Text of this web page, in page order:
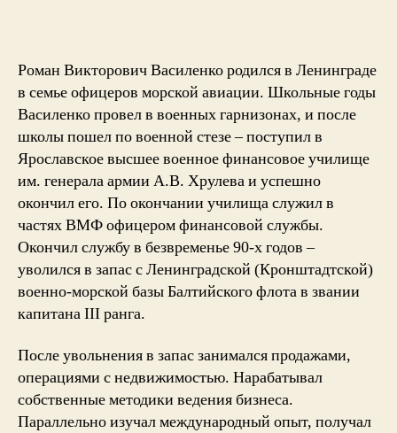
Роман Викторович Василенко родился в Ленинграде
в семье офицеров морской авиации. Школьные годы
Василенко провел в военных гарнизонах, и после
школы пошел по военной стезе – поступил в
Ярославское высшее военное финансовое училище
им. генерала армии А.В. Хрулева и успешно
окончил его. По окончании училища служил в
частях ВМФ офицером финансовой службы.
Окончил службу в безвременье 90-х годов –
уволился в запас с Ленинградской (Кронштадтской)
военно-морской базы Балтийского флота в звании
капитана III ранга.
После увольнения в запас занимался продажами,
операциями с недвижимостью. Нарабатывал
собственные методики ведения бизнеса.
Параллельно изучал международный опыт, получал